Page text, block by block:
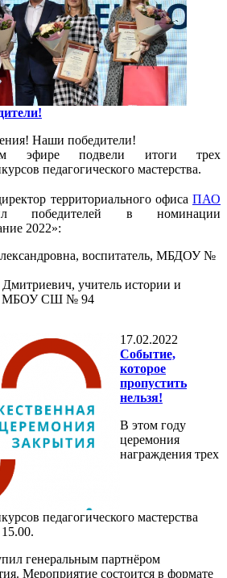
Наши победители!
эфире подвели итоги трех
педагогического мастерства.
территориального офиса ПАО
победителей в номинации
2022»:
воспитатель, МБДОУ №
учитель истории и
МБОУ СШ № 94
17.02.2022
Событие,
которое
пропустить
нельзя!
В этом году
церемония
награждения трех
педагогического мастерства
генеральным партнёром
Мероприятие состоится в формате